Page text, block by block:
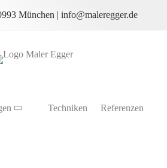
München | info@maleregger.de
Techniken Referenzen